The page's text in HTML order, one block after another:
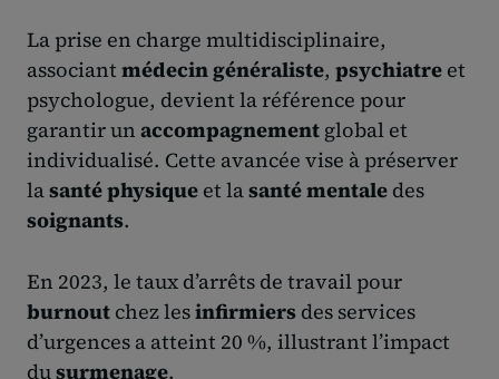
La prise en charge multidisciplinaire,
associant médecin généraliste, psychiatre et
psychologue, devient la référence pour
garantir un accompagnement global et
individualisé. Cette avancée vise à préserver
lasanté physique et lasanté mentale des
soignants.
En 2023, le taux d’arrêts de travail pour
burnout chez lesinfirmiers des services
d’urgences a atteint 20 %, illustrant l’impact
dusurmenage.